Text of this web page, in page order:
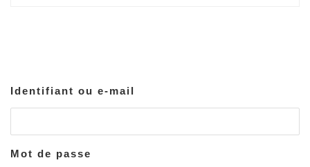
Identifiant ou e-mail
Mot de passe